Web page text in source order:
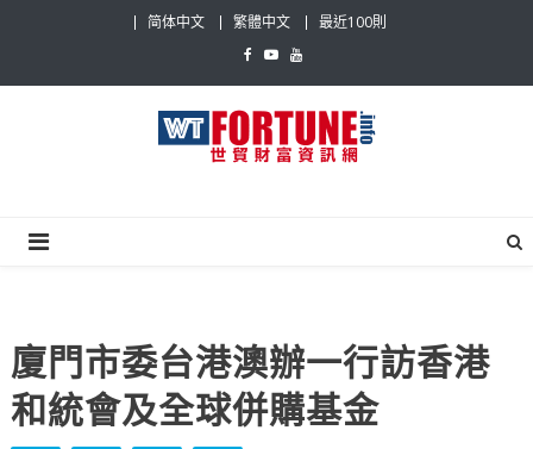
简体中文 繁體中文 最近100則
廈門市委台港澳辦一行訪香港
和統會及全球併購基金